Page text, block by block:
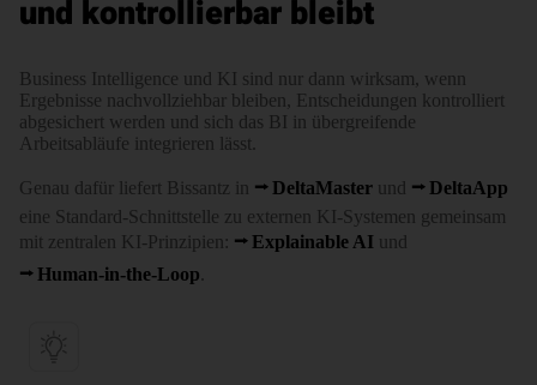
und kontrollierbar bleibt
Business Intelligence und KI sind nur dann wirksam, wenn
Ergebnisse nachvollziehbar bleiben, Entscheidungen kontrolliert
abgesichert werden und sich das BI in übergreifende
Arbeitsabläufe integrieren lässt.
Genau dafür liefert Bissantz in DeltaMaster und
DeltaApp
eine Standard-Schnittstelle zu externen KI-Systemen gemeinsam
mit zentralen KI-Prinzipien:
Explainable AI und
Human-in-the-Loop